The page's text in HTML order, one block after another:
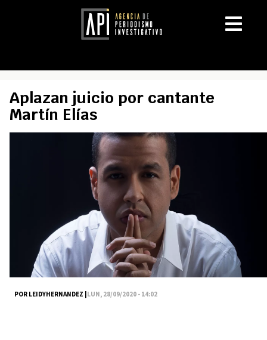
Aplazan juicio por cantante
Martín Elías
POR LEIDYHERNANDEZ |LUN, 28/09/2020 - 14:02